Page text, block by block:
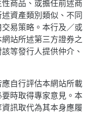
商品、或擔任前述商
資產類別類似、不同
易策略。本行及／或
站所述第三方證券之
等發行人提供仲介、
自行評估本網站所載
時取得專家意見。本
訊取代為其本身應履